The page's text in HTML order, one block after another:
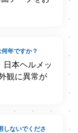
年ですか？
日本ヘルメッ
観に異常が
しないでくださ